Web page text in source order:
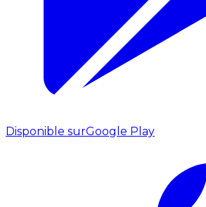
Disponible surGoogle Play